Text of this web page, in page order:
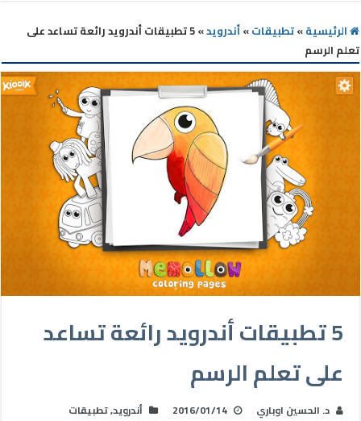
الرئيسية»تطبيقات»أندرويد» 5 تطبيقات أندرويد رائعة تساعد على
تعلم الرسم
5 تطبيقات أندرويد رائعة تساعد
على تعلم الرسم
د. الحسين اوباري 2016/01/14 أندرويد,تطبيقات